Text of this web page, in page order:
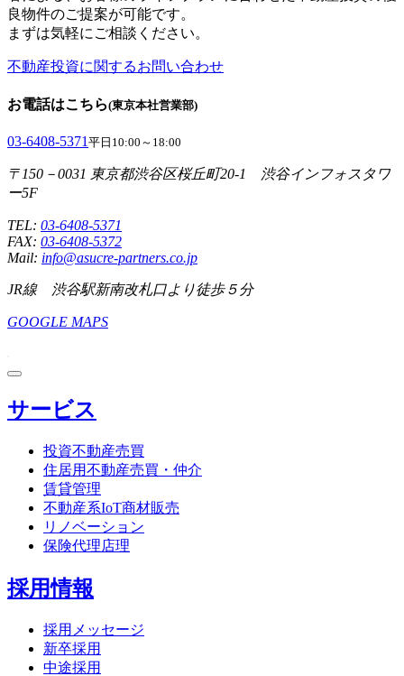
良物件のご提案が可能です。
まずは気軽にご相談ください。
不動産投資に関するお問い合わせ
お電話はこちら(東京本社営業部)
03-6408-5371 平日10:00～18:00
〒150－0031 東京都渋谷区桜丘町20-1 渋谷インフォスタワ
ー5F
TEL: 03-6408-5371
FAX: 03-6408-5372
Mail: info@asucre-partners.co.jp
JR線 渋谷駅新南改札口より徒歩５分
GOOGLE MAPS
サービス
投資不動産売買
住居用不動産売買・仲介
賃貸管理
不動産系IoT商材販売
リノベーション
保険代理店理
採用情報
採用メッセージ
新卒採用
中途採用